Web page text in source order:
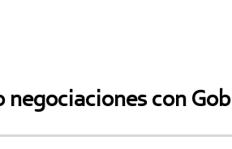
negociaciones con